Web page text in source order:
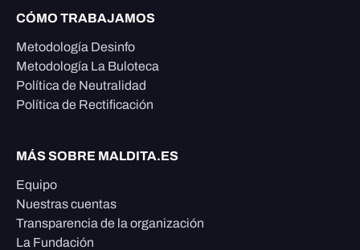
CÓMO TRABAJAMOS
Metodología Desinfo
Metodología La Buloteca
Política de Neutralidad
Política de Rectificación
MÁS SOBRE MALDITA.ES
Equipo
Nuestras cuentas
Transparencia de la organización
La Fundación